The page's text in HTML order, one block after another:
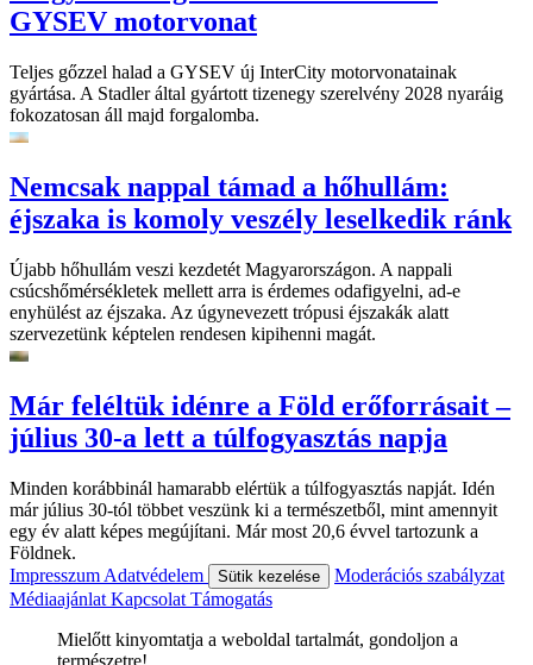
GYSEV motorvonat
Teljes gőzzel halad a GYSEV új InterCity motorvonatainak
gyártása. A Stadler által gyártott tizenegy szerelvény 2028 nyaráig
fokozatosan áll majd forgalomba.
Nemcsak nappal támad a hőhullám:
éjszaka is komoly veszély leselkedik ránk
Újabb hőhullám veszi kezdetét Magyarországon. A nappali
csúcshőmérsékletek mellett arra is érdemes odafigyelni, ad-e
enyhülést az éjszaka. Az úgynevezett trópusi éjszakák alatt
szervezetünk képtelen rendesen kipihenni magát.
Már feléltük idénre a Föld erőforrásait –
július 30-a lett a túlfogyasztás napja
Minden korábbinál hamarabb elértük a túlfogyasztás napját. Idén
már július 30-tól többet veszünk ki a természetből, mint amennyit
egy év alatt képes megújítani. Már most 20,6 évvel tartozunk a
Földnek.
Impresszum Adatvédelem Sütik kezelése
Moderációs szabályzat
Médiaajánlat Kapcsolat Támogatás
Mielőtt kinyomtatja a weboldal tartalmát, gondoljon a
természetre!